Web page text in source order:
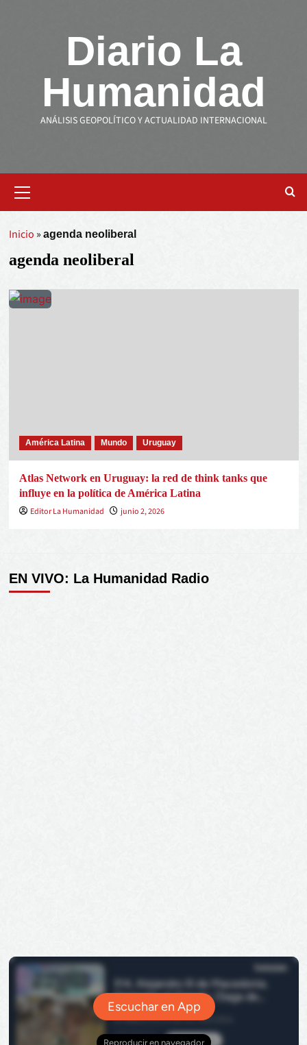
Diario La
Humanidad
ANÁLISIS GEOPOLÍTICO Y ACTUALIDAD INTERNACIONAL
Inicio » agenda neoliberal
agenda neoliberal
América Latina Mundo Uruguay
Atlas Network en Uruguay: la red de think tanks que
influye en la política de América Latina
Editor La Humanidad
junio 2, 2026
EN VIVO: La Humanidad Radio